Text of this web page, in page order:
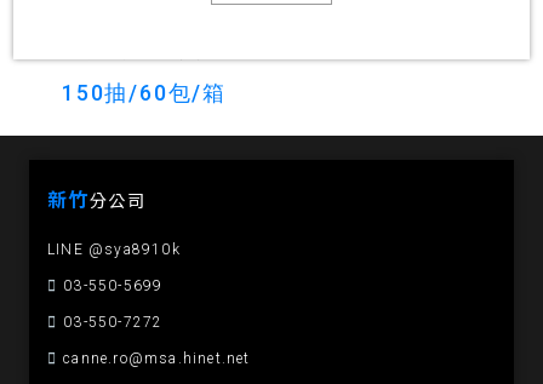
150抽/60包/箱
新竹分公司
LINE @sya8910k
03-550-5699
03-550-7272
canne.ro@msa.hinet.net